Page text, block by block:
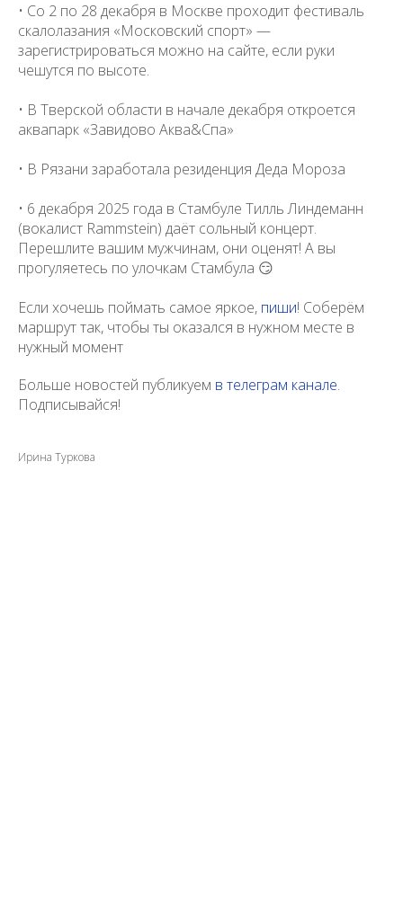
• Со 2 по 28 декабря в Москве проходит фестиваль
скалолазания «Московский спорт» —
зарегистрироваться можно на сайте, если руки
чешутся по высоте.
• В Тверской области в начале декабря откроется
аквапарк «Завидово Аква&Спа»
• В Рязани заработала резиденция Деда Мороза
• 6 декабря 2025 го­да в Стамбуле Тилль Линдеманн
(вокалист Rammstein) даёт сольный концерт.
Перешлите вашим мужчинам, они оценят! А вы
прогуляетесь по улочкам Стамбула 😏
Если хочешь поймать самое яркое, пиши! Соберём
маршрут так, чтобы ты оказался в нужном месте в
нужный момент
Больше новостей публикуем в телеграм канале.
Подписывайся!
Ирина Туркова